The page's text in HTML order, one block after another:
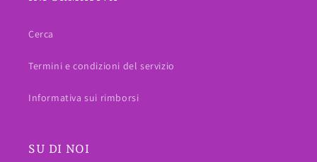
Cerca
Termini e condizioni del servizio
Informativa sui rimborsi
SU DI NOI